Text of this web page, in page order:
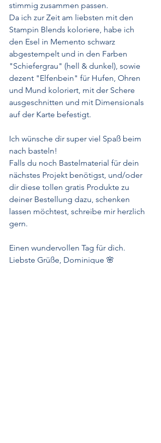
stimmig zusammen passen.
Da ich zur Zeit am liebsten mit den
Stampin Blends koloriere, habe ich
den Esel in Memento schwarz
abgestempelt und in den Farben
"Schiefergrau" (hell & dunkel), sowie
dezent "Elfenbein" für Hufen, Ohren
und Mund koloriert, mit der Schere
ausgeschnitten und mit Dimensionals
auf der Karte befestigt.
Ich wünsche dir super viel Spaß beim
nach basteln!
Falls du noch Bastelmaterial für dein
nächstes Projekt benötigst, und/oder
dir diese tollen gratis Produkte zu
deiner Bestellung dazu, schenken
lassen möchtest, schreibe mir herzlich
gern.
Einen wundervollen Tag für dich.
Liebste Grüße, Dominique 🌸